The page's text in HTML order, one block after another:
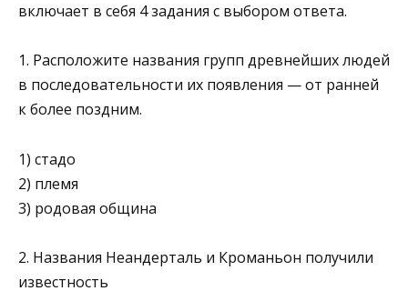
включает в себя 4 задания с выбором ответа.
1. Расположите названия групп древнейших людей
в последовательности их появления — от ранней
к более поздним.
1) стадо
2) племя
3) родовая община
2. Названия Неандерталь и Кроманьон получили
известность